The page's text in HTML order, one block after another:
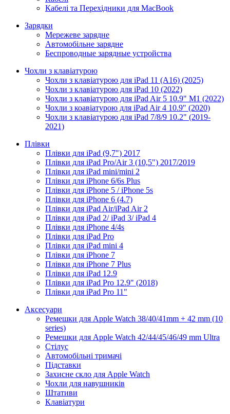
Кабелі та Перехідники для MacBook
Зарядки
Мережеве зарядне
Автомобільне зарядне
Беспроводные зарядные устройства
Чохли з клавіатурою
Чохли з клавіатурою для iPad 11 (A16) (2025)
Чохли з клавіатурою для iPad 10 (2022)
Чохли з клавіатурою для iPad Air 5 10.9" M1 (2022)
Чохли з коавіатурою для iPad Air 4 10.9" (2020)
Чохли з клавіатурою для iPad 7/8/9 10.2" (2019-
2021)
Плівки
Плівки для iPad (9,7") 2017
Плівки для iPad Pro/Air 3 (10,5") 2017/2019
Плівки для iPad mini/mini 2
Плівки для iPhone 6/6s Plus
Плівки для iPhone 5 / iPhone 5s
Плівки для iPhone 6 (4.7)
Плівки для iPad Air/iPad Air 2
Плівки для iPad 2/ iPad 3/ iPad 4
Плівки для iPhone 4/4s
Плівки для iPad Pro
Плівки для iPad mini 4
Плівки для iPhone 7
Плівки для iPhone 7 Plus
Плівки для iPad 12.9
Плівки для iPad Pro 12.9" (2018)
Плівки для iPad Pro 11"
Аксесуари
Ремешки для Apple Watch 38/40/41mm + 42 mm (10
series)
Ремешки для Apple Watch 42/44/45/46/49 mm Ultra
Стілус
Автомобільні тримачі
Підставки
Захисне скло для Apple Watch
Чохли для навушників
Штативи
Клавіатури